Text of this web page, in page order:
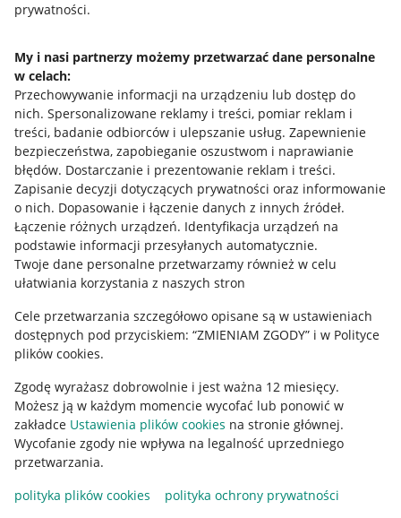
prywatności.
My i nasi partnerzy możemy przetwarzać dane personalne
w celach:
Przechowywanie informacji na urządzeniu lub dostęp do
nich. Spersonalizowane reklamy i treści, pomiar reklam i
treści, badanie odbiorców i ulepszanie usług. Zapewnienie
bezpieczeństwa, zapobieganie oszustwom i naprawianie
błędów. Dostarczanie i prezentowanie reklam i treści.
Zapisanie decyzji dotyczących prywatności oraz informowanie
o nich. Dopasowanie i łączenie danych z innych źródeł.
Łączenie różnych urządzeń. Identyfikacja urządzeń na
podstawie informacji przesyłanych automatycznie.
Twoje dane personalne przetwarzamy również w celu
ułatwiania korzystania z naszych stron
Cele przetwarzania szczegółowo opisane są w ustawieniach
dostępnych pod przyciskiem: “ZMIENIAM ZGODY” i w Polityce
plików cookies.
Zgodę wyrażasz dobrowolnie i jest ważna 12 miesięcy.
Możesz ją w każdym momencie wycofać lub ponowić w
zakładce Ustawienia plików cookies na stronie głównej.
Wycofanie zgody nie wpływa na legalność uprzedniego
przetwarzania.
polityka plików cookies
polityka ochrony prywatności
Jak to działa
Allegro Gadane dla sprzedających
Allegro Gadane dla kupujących
Mapa miejscowości
Informacje prawne
Regulamin
Polityka plików "cookies"
Ustawienia plików "cookies"
Udostępnianie lokalizacji
Informacje dla Aktu o Usługach Cyfrowych
Pobierz aplikację